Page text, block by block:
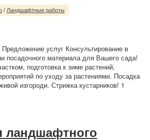
/ Ландшафтные работы
услуг Консультирование в
посадочного материала для Вашего сада!
подготовка к зиме растений,
по уходу за растениями. Посадка
изгороди. Стрижка кустарников! 1
ландшафтного